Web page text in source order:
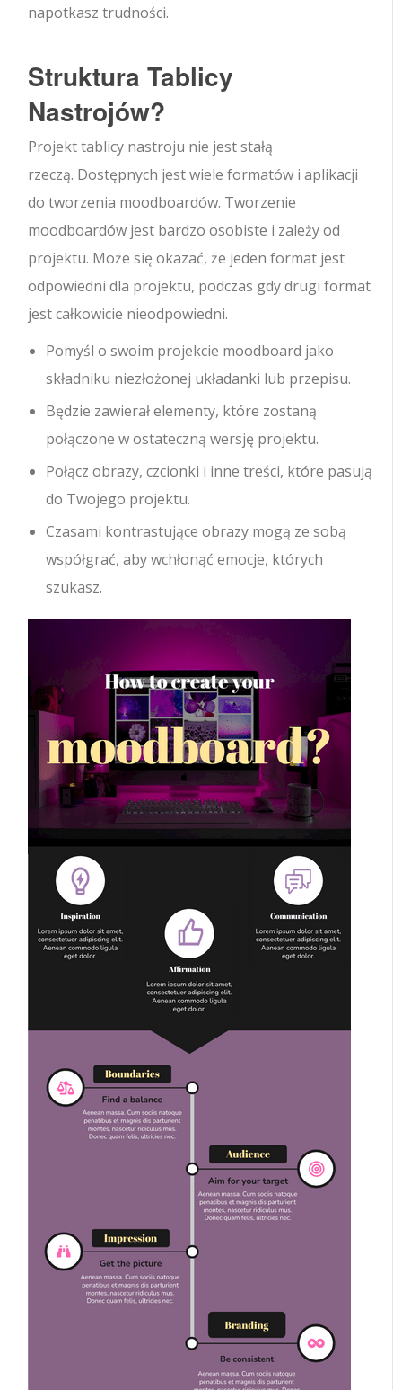
napotkasz trudności.
Struktura Tablicy
Nastrojów?
Projekt tablicy nastroju nie jest stałą
rzeczą. Dostępnych jest wiele formatów i aplikacji
do tworzenia moodboardów. Tworzenie
moodboardów jest bardzo osobiste i zależy od
projektu. Może się okazać, że jeden format jest
odpowiedni dla projektu, podczas gdy drugi format
jest całkowicie nieodpowiedni.
Pomyśl o swoim projekcie moodboard jako
składniku niezłożonej układanki lub przepisu.
Będzie zawierał elementy, które zostaną
połączone w ostateczną wersję projektu.
Połącz obrazy, czcionki i inne treści, które pasują
do Twojego projektu.
Czasami kontrastujące obrazy mogą ze sobą
współgrać, aby wchłonąć emocje, których
szukasz.